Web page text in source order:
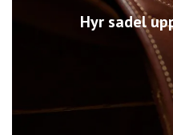
Hyr sadel